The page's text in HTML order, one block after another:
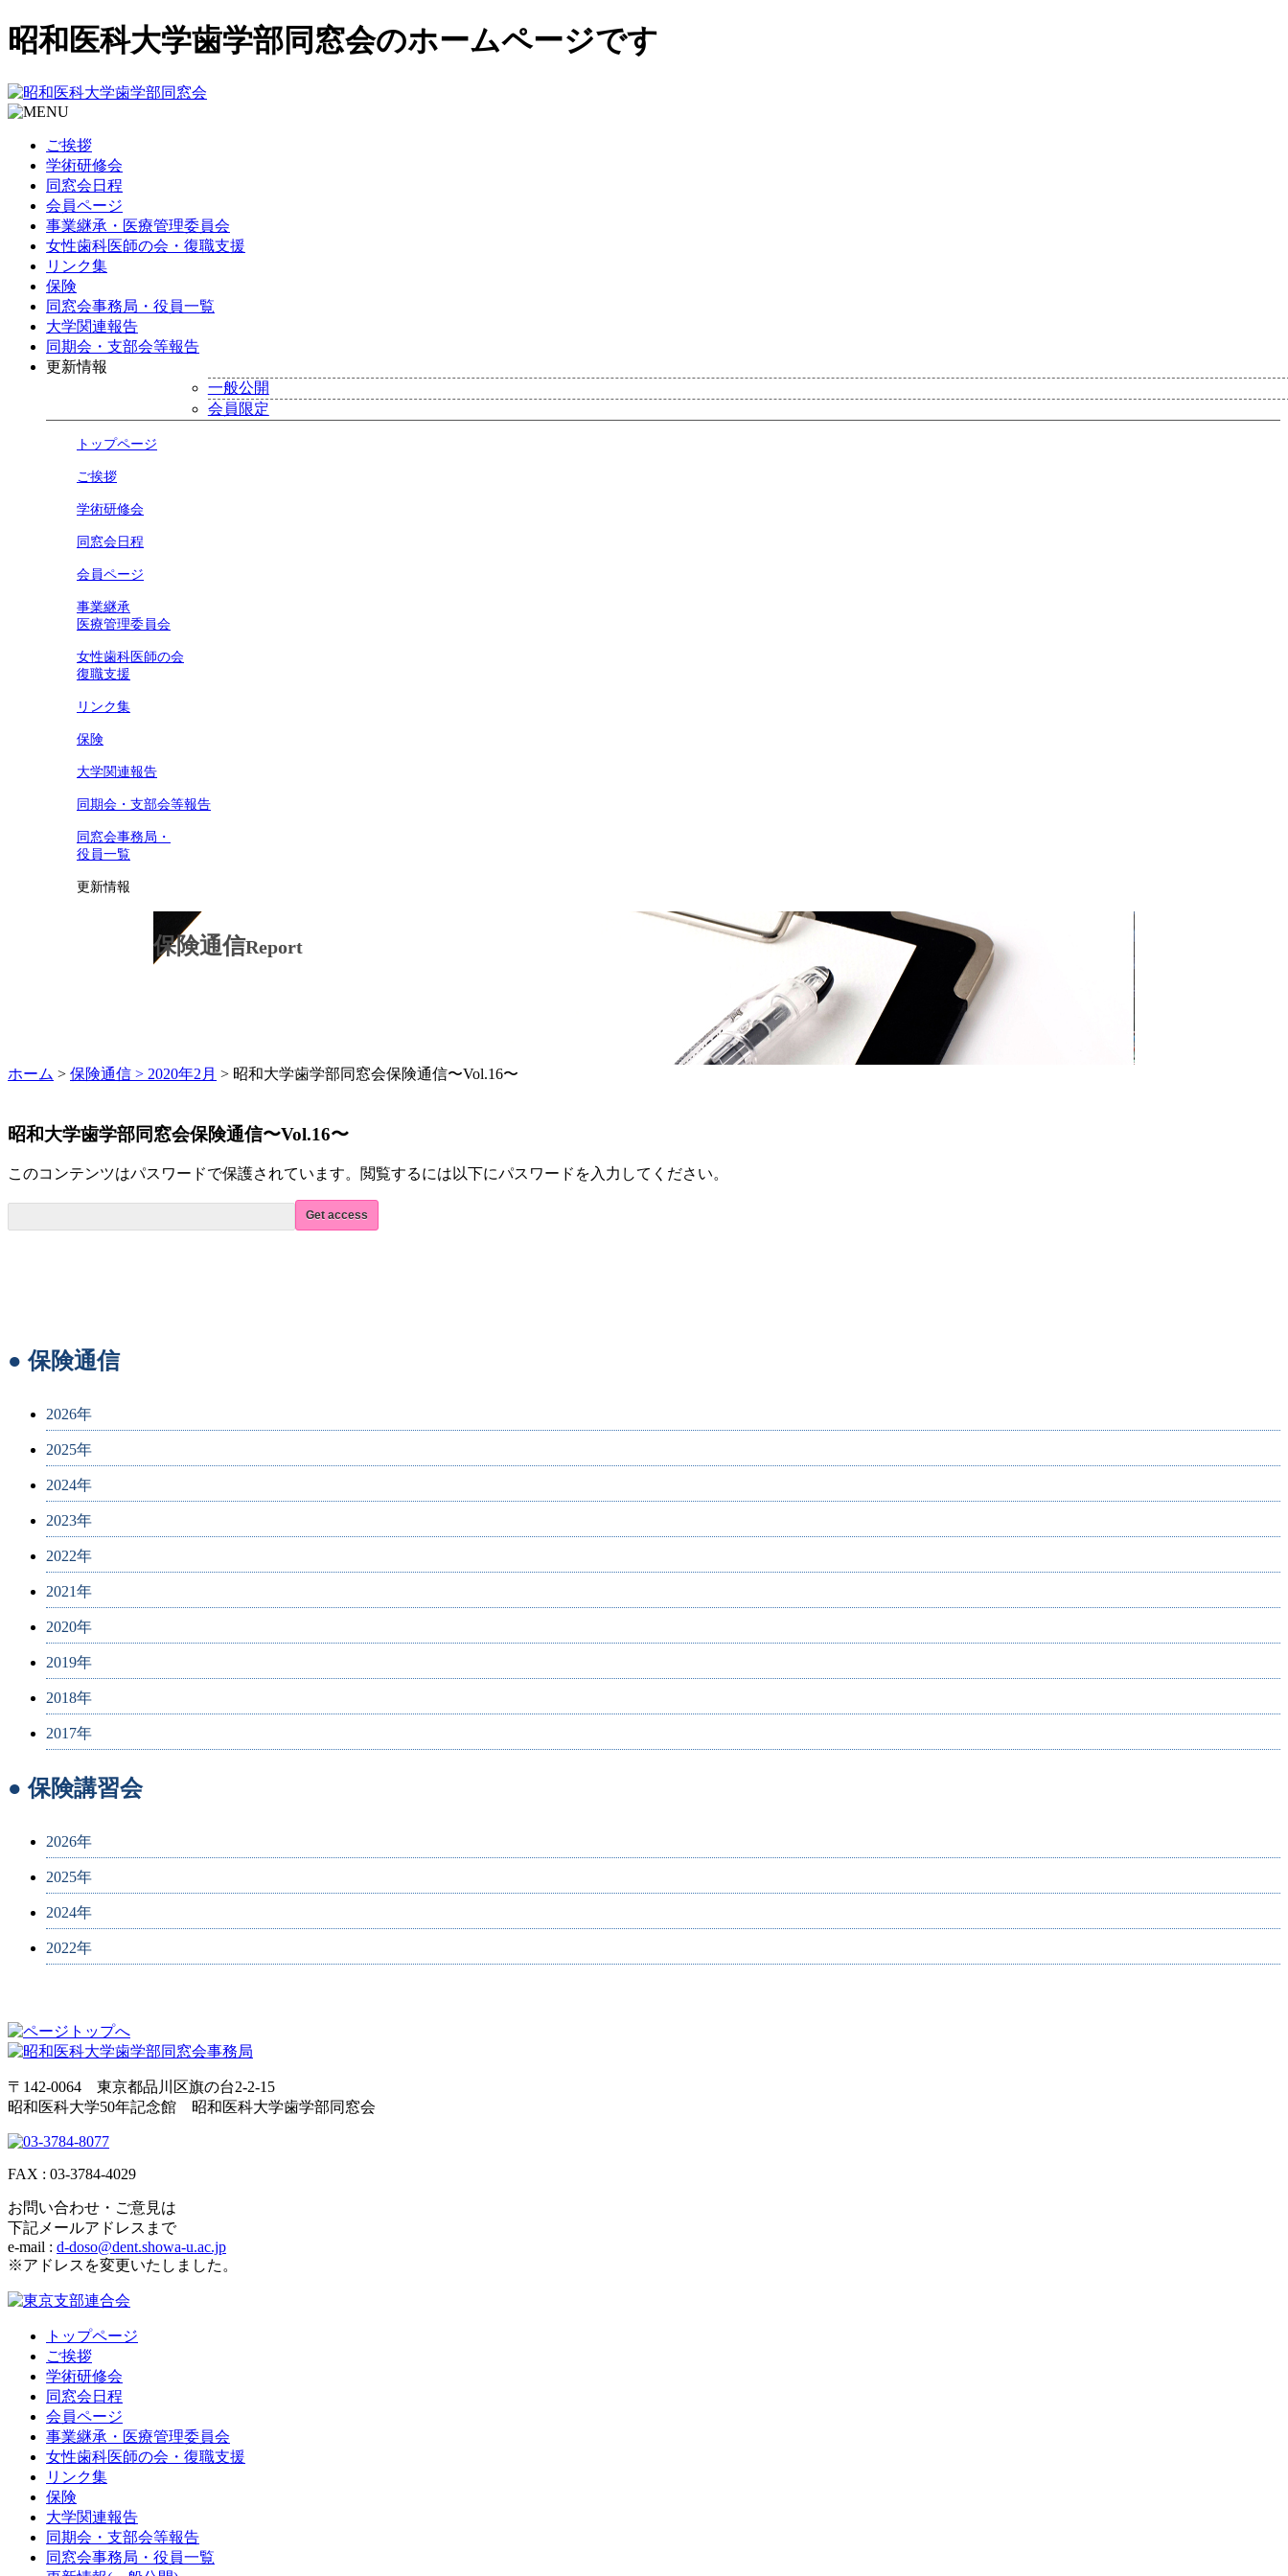
昭和医科大学歯学部同窓会のホームページです
ご挨拶
学術研修会
同窓会日程
会員ページ
事業継承・医療管理委員会
女性歯科医師の会・復職支援
リンク集
保険
同窓会事務局・役員一覧
大学関連報告
同期会・支部会等報告
更新情報
一般公開
会員限定
トップページ
ご挨拶
学術研修会
同窓会日程
会員ページ
事業継承
医療管理委員会
女性歯科医師の会
復職支援
リンク集
保険
大学関連報告
同期会・支部会等報告
同窓会事務局・
役員一覧
更新情報
保険通信Report
ホーム > 保険通信 > 2020年2月 > 昭和大学歯学部同窓会保険通信〜Vol.16〜
昭和大学歯学部同窓会保険通信〜Vol.16〜
このコンテンツはパスワードで保護されています。閲覧するには以下にパスワードを入力してください。
● 保険通信
2026年
2025年
2024年
2023年
2022年
2021年
2020年
2019年
2018年
2017年
● 保険講習会
2026年
2025年
2024年
2022年
〒142-0064 東京都品川区旗の台2-2-15
昭和医科大学50年記念館 昭和医科大学歯学部同窓会
FAX : 03-3784-4029
お問い合わせ・ご意見は
下記メールアドレスまで
e-mail : d-doso@dent.showa-u.ac.jp
※アドレスを変更いたしました。
トップページ
ご挨拶
学術研修会
同窓会日程
会員ページ
事業継承・医療管理委員会
女性歯科医師の会・復職支援
リンク集
保険
大学関連報告
同期会・支部会等報告
同窓会事務局・役員一覧